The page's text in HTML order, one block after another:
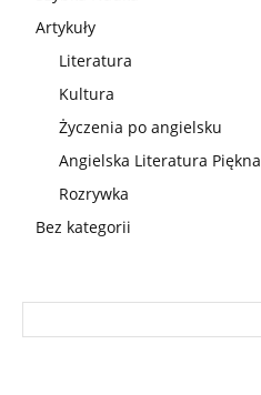
Artykuły
Literatura
Kultura
Życzenia po angielsku
Angielska Literatura Piękna
Rozrywka
Bez kategorii